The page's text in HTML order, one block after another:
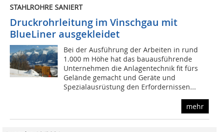
STAHLROHRE SANIERT
Druckrohrleitung im Vinschgau mit
BlueLiner ausgekleidet
Bei der Ausführung der Arbeiten in rund
1.000 m Höhe hat das bauausführende
Unternehmen die Anlagentechnik fit fürs
Gelände gemacht und Geräte und
Spezialausrüstung den Erfordernissen...
mehr